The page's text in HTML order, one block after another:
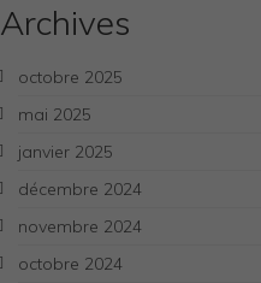
Archives
octobre 2025
mai 2025
janvier 2025
décembre 2024
novembre 2024
octobre 2024